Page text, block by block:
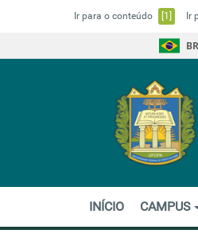
Ir para o conteúdo [1] Ir
INÍCIO CAMPUS